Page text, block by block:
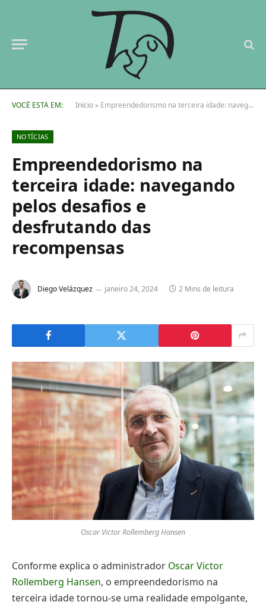
VOCÊ ESTÁ EM: Início » Empreendedorismo na terceira idade: navegando pelos desafios e desfrutando das recompensas
NOTÍCIAS
Empreendedorismo na
terceira idade: navegando
pelos desafios e
desfrutando das
recompensas
Diego Velázquez janeiro 24, 2024 2 Mins de leitura
Oscar Victor Rollemberg Hansen
Conforme explica o administrador Oscar Victor
Rollemberg Hansen, o empreendedorismo na
terceira idade tornou-se uma realidade empolgante,